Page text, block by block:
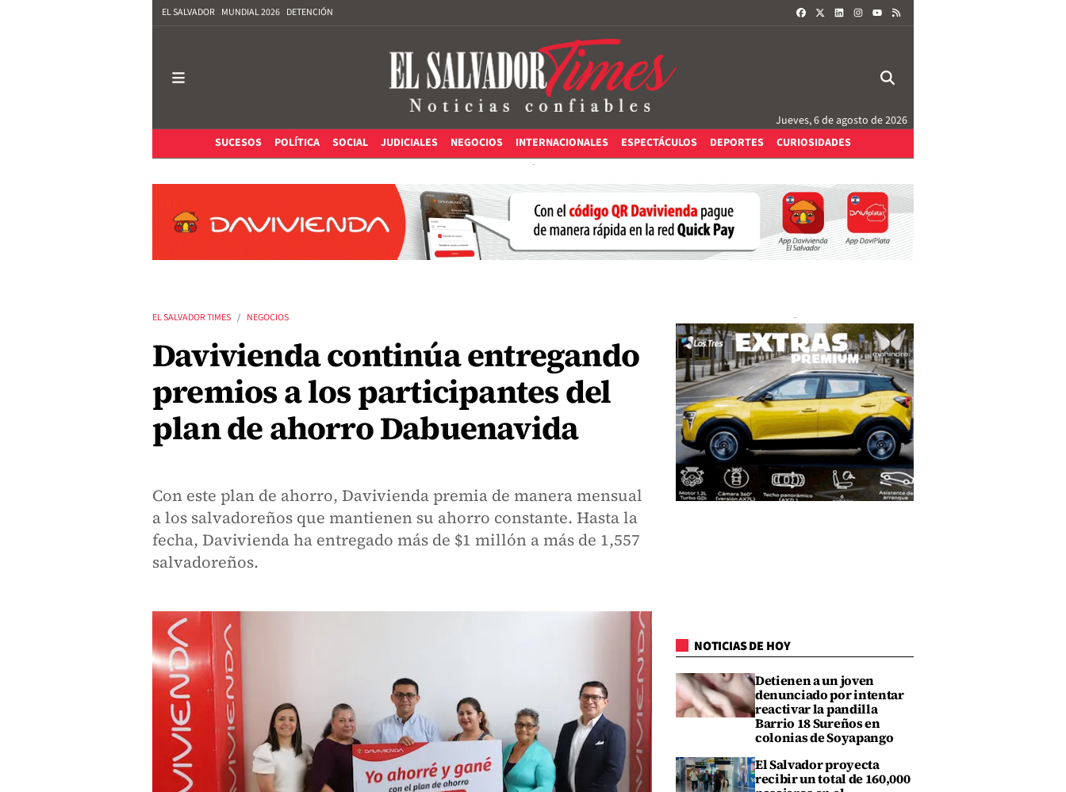
EL SALVADOR MUNDIAL 2026 DETENCIÓN FACEBOOKLINKEDININSTAGRAM
Jueves, 6 de agosto de 2026
SUCESOS
POLÍTICA SOCIAL JUDICIALES NEGOCIOS INTERNACIONALES ESPECTÁCULOS DEPORTES CURIOSIDADES
EL SALVADOR TIMES NEGOCIOS
Davivienda continúa entregando
premios a los participantes del
plan de ahorro Dabuenavida
Con este plan de ahorro, Davivienda premia de manera mensual
a los salvadoreños que mantienen su ahorro constante. Hasta la
fecha, Davivienda ha entregado más de $1 millón a más de 1,557
salvadoreños.
NOTICIAS DE HOY
Detienen a un joven
denunciado por intentar
reactivar la pandilla
Barrio 18 Sureños en
colonias de Soyapango
El Salvador proyecta
recibir un total de 160,000